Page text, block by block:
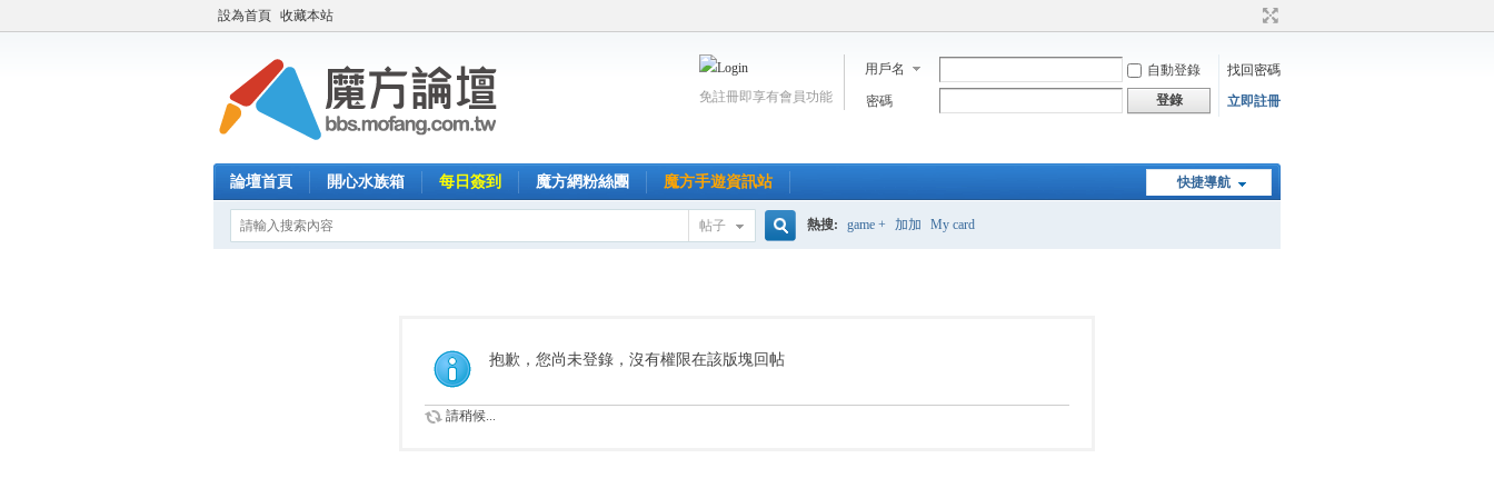
設為首頁 收藏本站
用戶名 自動登錄
找回密碼
密碼
登錄 立即註冊
免註冊即享有會員功能
快捷導航
論壇首頁 開心水族箱 每日簽到 魔方網粉絲團 魔方手遊資訊站
帖子
索
熱搜: game + 加加 My card
抱歉，您尚未登錄，沒有權限在該版塊回帖
請稍候...